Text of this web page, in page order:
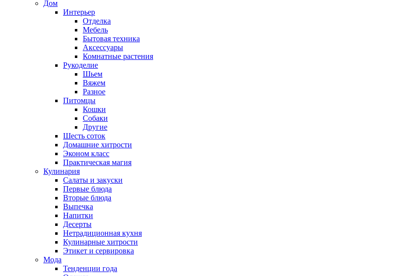
Дом
Интерьер
Отделка
Мебель
Бытовая техника
Аксессуары
Комнатные растения
Рукоделие
Шьем
Вяжем
Разное
Питомцы
Кошки
Собаки
Другие
Шесть соток
Домашние хитрости
Эконом класс
Практическая магия
Кулинария
Салаты и закуски
Первые блюда
Вторые блюда
Выпечка
Напитки
Десерты
Нетрадиционная кухня
Кулинарные хитрости
Этикет и сервировка
Мода
Тенденции года